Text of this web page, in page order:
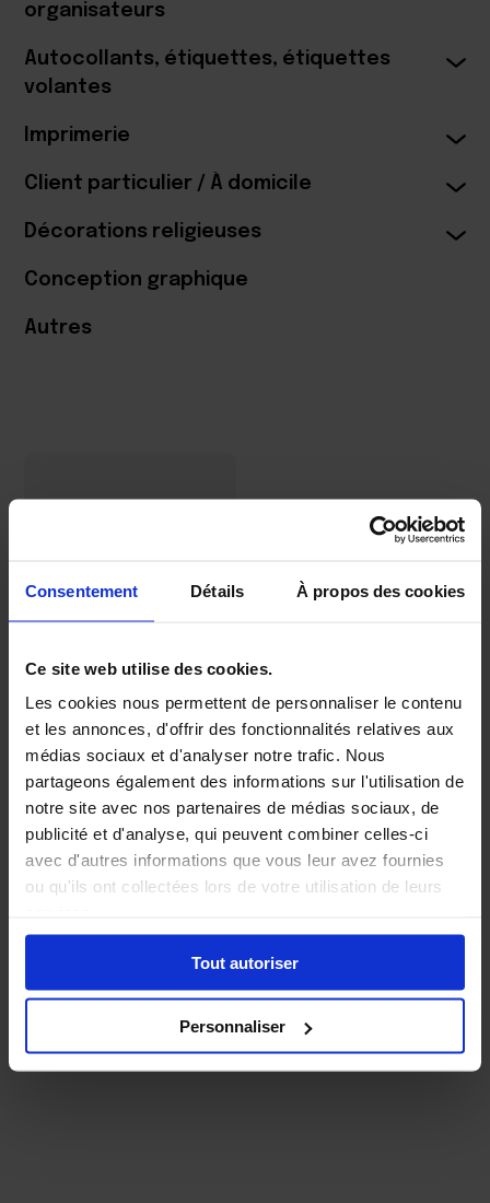
Consentement Détails À propos des cookies
Ce site web utilise des cookies.
Les cookies nous permettent de personnaliser le contenu
et les annonces, d'offrir des fonctionnalités relatives aux
médias sociaux et d'analyser notre trafic. Nous
partageons également des informations sur l'utilisation de
notre site avec nos partenaires de médias sociaux, de
publicité et d'analyse, qui peuvent combiner celles-ci
avec d'autres informations que vous leur avez fournies
ou qu'ils ont collectées lors de votre utilisation de leurs
Tout autoriser
Personnaliser
organisateurs
Autocollants, étiquettes, étiquettes
volantes
Imprimerie
Client particulier / À domicile
Décorations religieuses
Conception graphique
Autres
Hexagonale
coasters for
beer
30,69€